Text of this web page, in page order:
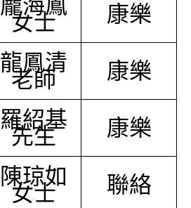
龐海鳳
女士 康樂
龍鳳清
老師 康樂
羅紹基
先生 康樂
陳琼如
女士 聯絡